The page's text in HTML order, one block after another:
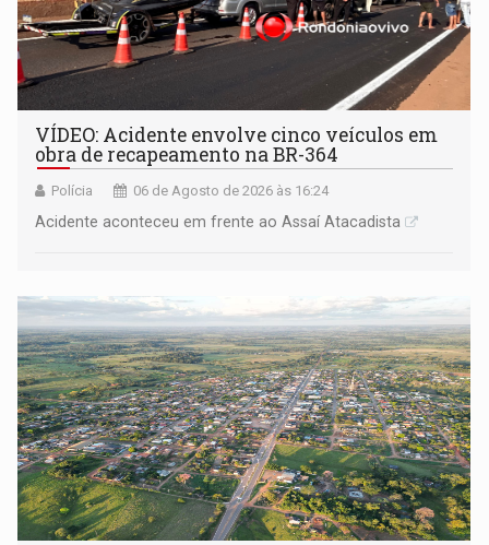
VÍDEO: Acidente envolve cinco veículos em
obra de recapeamento na BR-364
Polícia 06 de Agosto de 2026 às 16:24
Acidente aconteceu em frente ao Assaí Atacadista